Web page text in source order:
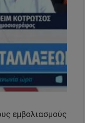
εμβολιασμούς